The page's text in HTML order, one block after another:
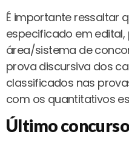
É importante ressaltar
especificado em
área/sistema de
prova discursiva dos
classificados nas
com os quantitativos
Último